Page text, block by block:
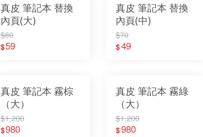
真皮 筆記本 替換
內頁(大)
$80
$59
真皮 筆記本 替換
內頁(中)
$70
$49
真皮 筆記本 霧棕
（大）
$1,200
$980
真皮 筆記本 霧綠
（大）
$1,200
$980